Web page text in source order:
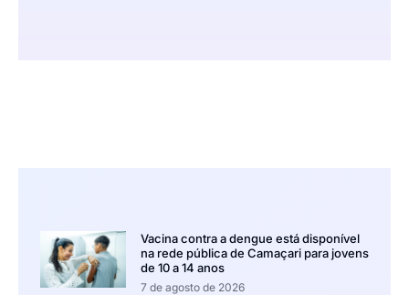
Vacina contra a dengue está disponível
na rede pública de Camaçari para jovens
de 10 a 14 anos
7 de agosto de 2026